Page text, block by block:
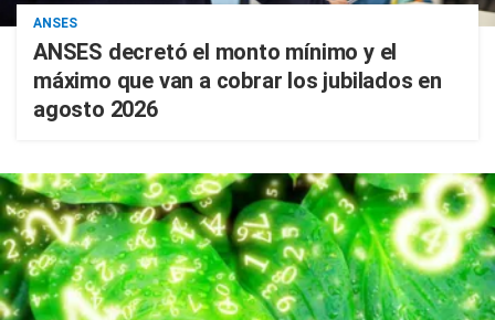
ANSES
ANSES decretó el monto mínimo y el
máximo que van a cobrar los jubilados en
agosto 2026